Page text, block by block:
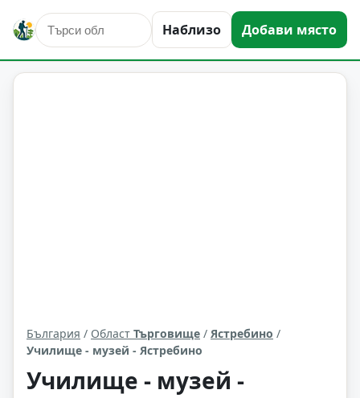
Наблизо Добави място
култура и изкуство Ястребино Област: Търговище
България / Област Търговище / Ястребино /
Училище - музей - Ястребино
Училище - музей -